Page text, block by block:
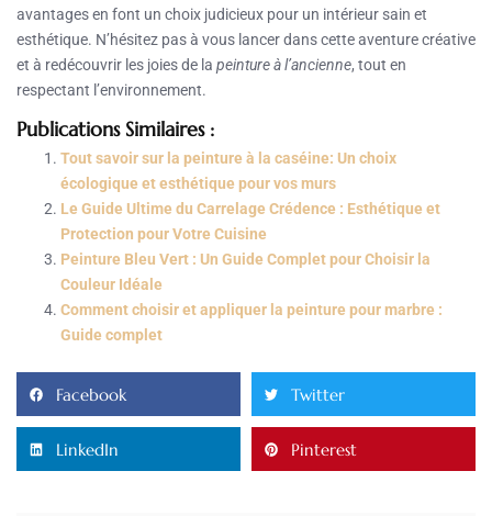
avantages en font un choix judicieux pour un intérieur sain et
esthétique. N’hésitez pas à vous lancer dans cette aventure créative
et à redécouvrir les joies de la peinture à l’ancienne, tout en
respectant l’environnement.
Publications Similaires :
Tout savoir sur la peinture à la caséine: Un choix
écologique et esthétique pour vos murs
Le Guide Ultime du Carrelage Crédence : Esthétique et
Protection pour Votre Cuisine
Peinture Bleu Vert : Un Guide Complet pour Choisir la
Couleur Idéale
Comment choisir et appliquer la peinture pour marbre :
Guide complet
Facebook Twitter
LinkedIn Pinterest